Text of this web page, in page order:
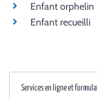
Enfant orphelin
Enfant recueilli
Services en ligne et